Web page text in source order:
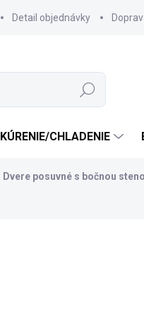
Detail objednávky
Hľadať
KÚRENIE/CHLADENIE
Dvere posuvné s bočnou